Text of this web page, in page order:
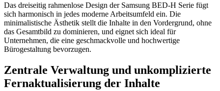
Das dreiseitig rahmenlose Design der Samsung BED-H Serie fügt
sich harmonisch in jedes moderne Arbeitsumfeld ein. Die
minimalistische Ästhetik stellt die Inhalte in den Vordergrund, ohne
das Gesamtbild zu dominieren, und eignet sich ideal für
Unternehmen, die eine geschmackvolle und hochwertige
Bürogestaltung bevorzugen.
Zentrale Verwaltung und unkomplizierte
Fernaktualisierung der Inhalte